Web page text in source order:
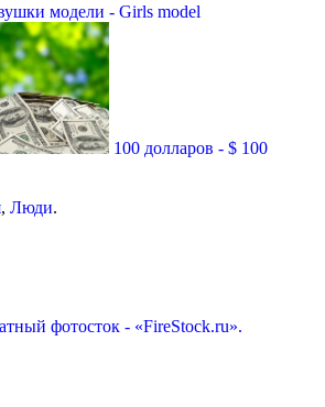
модели - Girls model
100 долларов - $ 100
, Люди.
фотосток - «FireStock.ru».